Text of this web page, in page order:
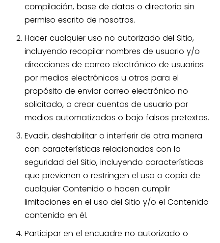
compilación, base de datos o directorio sin
permiso escrito de nosotros.
Hacer cualquier uso no autorizado del Sitio,
incluyendo recopilar nombres de usuario y/o
direcciones de correo electrónico de usuarios
por medios electrónicos u otros para el
propósito de enviar correo electrónico no
solicitado, o crear cuentas de usuario por
medios automatizados o bajo falsos pretextos.
Evadir, deshabilitar o interferir de otra manera
con características relacionadas con la
seguridad del Sitio, incluyendo características
que previenen o restringen el uso o copia de
cualquier Contenido o hacen cumplir
limitaciones en el uso del Sitio y/o el Contenido
contenido en él.
Participar en el encuadre no autorizado o